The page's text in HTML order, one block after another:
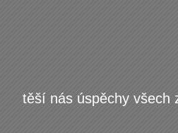
těší nás úspěchy všech